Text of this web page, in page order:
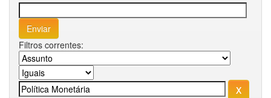
Filtros correntes: